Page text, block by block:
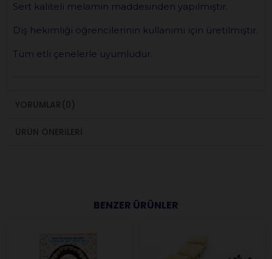
Sert kaliteli melamin maddesinden yapılmıştır.
Diş hekimliği öğrencilerinin kullanımı için üretilmiştir.
Tüm etli çenelerle uyumludur.
YORUMLAR (0)
ÜRÜN ÖNERILERI
BENZER ÜRÜNLER